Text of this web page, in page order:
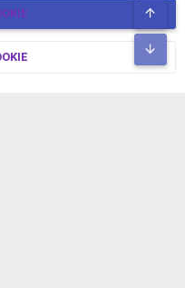
中文社区 版权所有 冀ICP备